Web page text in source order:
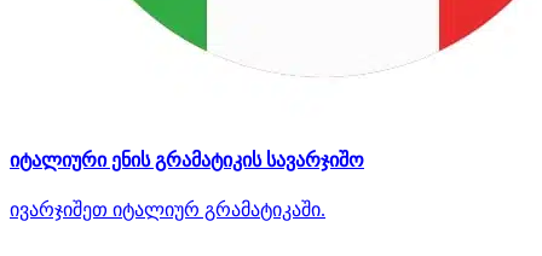
იტალიური ენის გრამატიკის სავარჯიშო
ივარჯიშეთ იტალიურ გრამატიკაში.